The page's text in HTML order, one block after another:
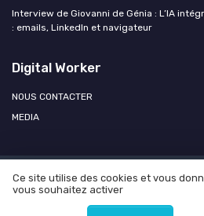
Interview de Giovanni de Génia : L’IA
: emails, LinkedIn et navigateur
Digital Worker
NOUS CONTACTER
MEDIA
Mentions légales Politique de
Ce site utilise des cookies et vous
vous souhaitez activer